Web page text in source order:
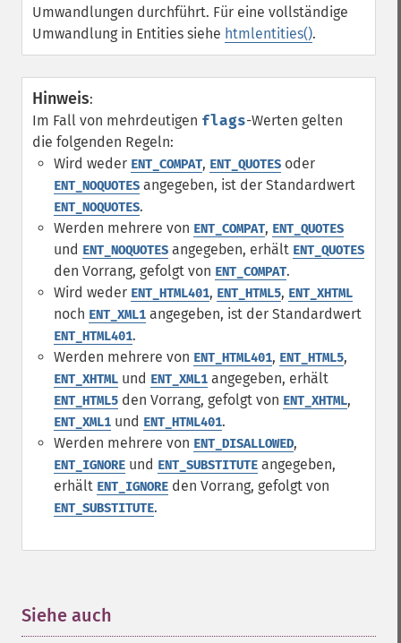
Umwandlungen durchführt. Für eine vollständige
Umwandlung in Entities siehe htmlentities().
Hinweis:
Im Fall von mehrdeutigen flags-Werten gelten
die folgenden Regeln:
Wird weder ENT_COMPAT, ENT_QUOTES oder
ENT_NOQUOTES angegeben, ist der Standardwert
ENT_NOQUOTES.
Werden mehrere von ENT_COMPAT, ENT_QUOTES
und ENT_NOQUOTES angegeben, erhält ENT_QUOTES
den Vorrang, gefolgt von ENT_COMPAT.
Wird weder ENT_HTML401, ENT_HTML5, ENT_XHTML
noch ENT_XML1 angegeben, ist der Standardwert
ENT_HTML401.
Werden mehrere von ENT_HTML401, ENT_HTML5,
ENT_XHTML und ENT_XML1 angegeben, erhält
ENT_HTML5 den Vorrang, gefolgt von ENT_XHTML,
ENT_XML1 und ENT_HTML401.
Werden mehrere von ENT_DISALLOWED,
ENT_IGNORE und ENT_SUBSTITUTE angegeben,
erhält ENT_IGNORE den Vorrang, gefolgt von
ENT_SUBSTITUTE.
Siehe auch